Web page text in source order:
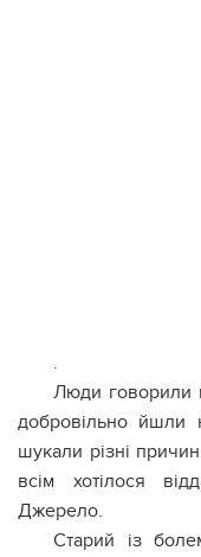
.
Люди говорили
добровільно йшли
шукали різні
всім хотілося
Джерело.
Старий із